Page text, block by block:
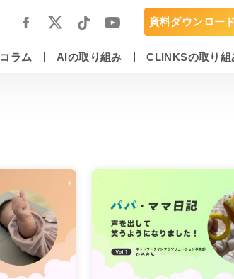
資料ダウンロード
コラム AIの取り組み CLINKSの取り組